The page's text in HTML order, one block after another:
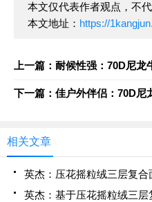
本文仅代表作者观点，不代
本文地址： https://
相关文章